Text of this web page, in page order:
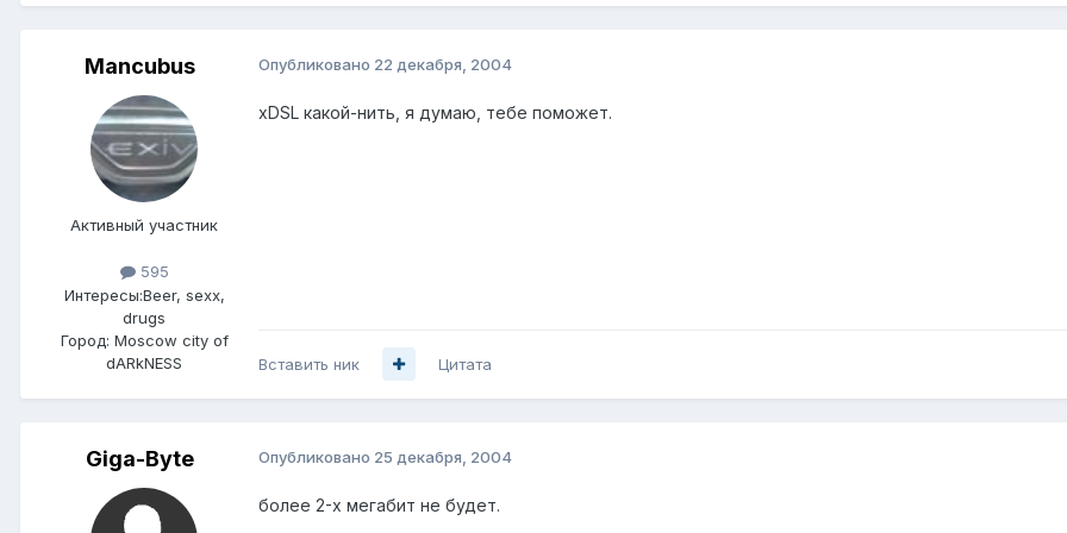
Mancubus
Активный участник
595
Интересы:Beer, sexx,
drugs
Город: Moscow city of
dARkNESS
Опубликовано 22 декабря, 2004
xDSL какой-нить, я думаю, тебе поможет.
Вставить ник Цитата
Giga-Byte Опубликовано 25 декабря, 2004
более 2-х мегабит не будет.